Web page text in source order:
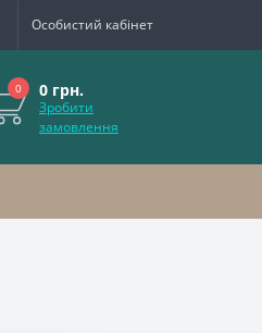
Особистий кабінет
0 0 грн.
Зробити
замовлення